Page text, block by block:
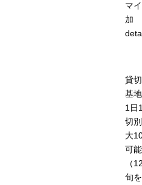
マ
加
貸
基地
1日
切
大
可
（
旬